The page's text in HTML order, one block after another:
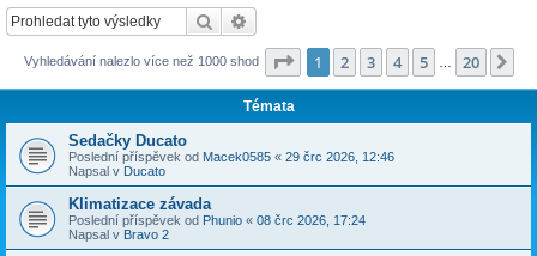
Hledat
Vyhledávání nalezlo více než 1000 shod Stránka z 20
1 2 3 4 5 20
Témata
Sedačky Ducato
Poslední příspěvek od Macek0585 « 29 črc 2026, 12:46
Napsal v Ducato
Klimatizace závada
Poslední příspěvek od Phunio « 08 črc 2026, 17:24
Napsal v Bravo 2